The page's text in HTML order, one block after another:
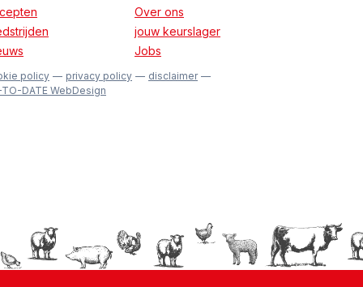
Over ons
jouw keurslager
Jobs
policy — privacy policy — disclaimer —
TO-DATE WebDesign